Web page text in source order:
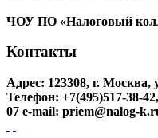
ЧОУ ПО «Налоговый
Контакты
Адрес: 123308, г. Москва,
Телефон: +7(495)517-38-
07 e-mail: priem@nalog-